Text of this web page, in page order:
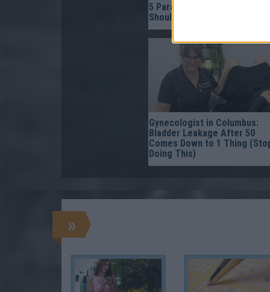
5 Parasite-Causing Foods You
Should Stop Eating Right Now
Gynecologist in Columbus:
Bladder Leakage After 50
Comes Down to 1 Thing
Doing This)
»